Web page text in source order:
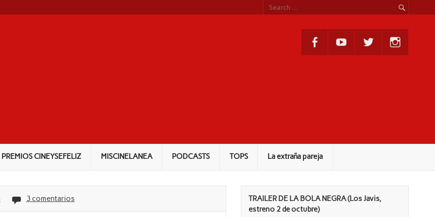
PREMIOS CINEYSEFELIZ MISCINELANEA PODCASTS TOPS La extraña pareja
3 comentarios
TRAILER DE LA BOLA NEGRA (Los Javis,
estreno 2 de octubre)